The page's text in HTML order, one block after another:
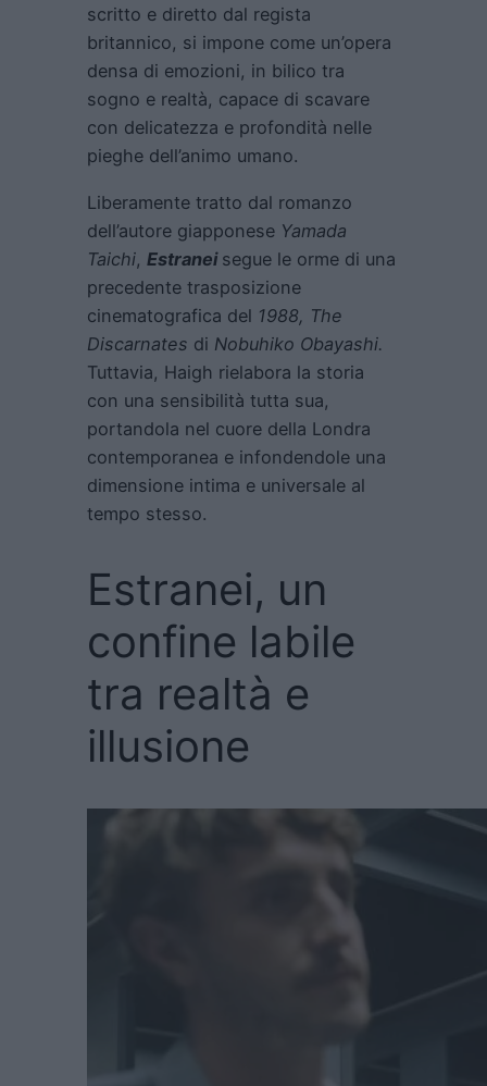
scritto e diretto dal regista
britannico, si impone come un’opera
densa di emozioni, in bilico tra
sogno e realtà, capace di scavare
con delicatezza e profondità nelle
pieghe dell’animo umano.
Liberamente tratto dal romanzo
dell’autore giapponese Yamada
Taichi, Estranei segue le orme di una
precedente trasposizione
cinematografica del 1988, The
Discarnates di Nobuhiko Obayashi.
Tuttavia, Haigh rielabora la storia
con una sensibilità tutta sua,
portandola nel cuore della Londra
contemporanea e infondendole una
dimensione intima e universale al
tempo stesso.
Estranei, un
confine labile
tra realtà e
illusione